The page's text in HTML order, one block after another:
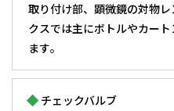
取り付け部、顕微鏡の対物
クスでは主にボトルやカー
ます｡
チェックバルブ